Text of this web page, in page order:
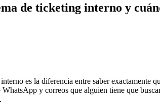
de ticketing interno y
es la diferencia entre saber exactamente
WhatsApp y correos que alguien tiene que